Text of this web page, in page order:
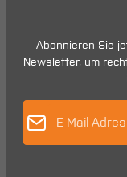
Abonnieren Sie
Newsletter, um